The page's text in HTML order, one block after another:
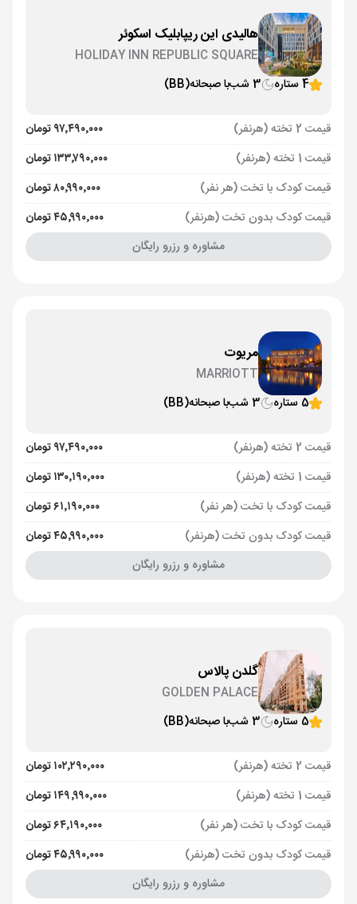
هالیدی این ریپابلیک اسکوئر
HOLIDAY INN REPUBLIC SQUARE
4 ستاره
3 شب با صبحانه(BB)
قیمت 2 تخته (هرنفر)
۹۷٬۴۹۰٬۰۰۰ تومان
قیمت 1 تخته (هرنفر)
۱۳۳٬۷۹۰٬۰۰۰ تومان
قیمت کودک با تخت (هر نفر)
۸۰٬۹۹۰٬۰۰۰ تومان
قیمت کودک بدون تخت (هرنفر)
۴۵٬۹۹۰٬۰۰۰ تومان
مشاوره و رزرو رایگان
مریوت
MARRIOTT
5 ستاره
3 شب با صبحانه(BB)
قیمت 2 تخته (هرنفر)
۹۷٬۴۹۰٬۰۰۰ تومان
قیمت 1 تخته (هرنفر)
۱۳۰٬۱۹۰٬۰۰۰ تومان
قیمت کودک با تخت (هر نفر)
۶۱٬۱۹۰٬۰۰۰ تومان
قیمت کودک بدون تخت (هرنفر)
۴۵٬۹۹۰٬۰۰۰ تومان
مشاوره و رزرو رایگان
گلدن پالاس
GOLDEN PALACE
5 ستاره
3 شب با صبحانه(BB)
قیمت 2 تخته (هرنفر)
۱۰۲٬۲۹۰٬۰۰۰ تومان
قیمت 1 تخته (هرنفر)
۱۴۹٬۹۹۰٬۰۰۰ تومان
قیمت کودک با تخت (هر نفر)
۶۴٬۱۹۰٬۰۰۰ تومان
قیمت کودک بدون تخت (هرنفر)
۴۵٬۹۹۰٬۰۰۰ تومان
مشاوره و رزرو رایگان